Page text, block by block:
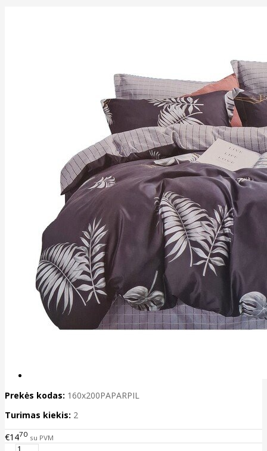
Prekės kodas: 160x200PAPARPIL
Turimas kiekis: 2
€1470 su PVM